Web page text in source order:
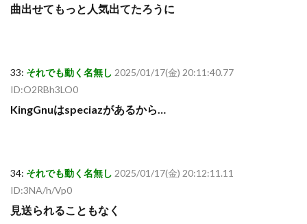
曲出せてもっと人気出てたろうに
33: それでも動く名無し 2025/01/17(金) 20:11:40.77
ID:O2RBh3LO0
KingGnuはspeciazがあるから…
34: それでも動く名無し 2025/01/17(金) 20:12:11.11
ID:3NA/h/Vp0
見送られることもなく